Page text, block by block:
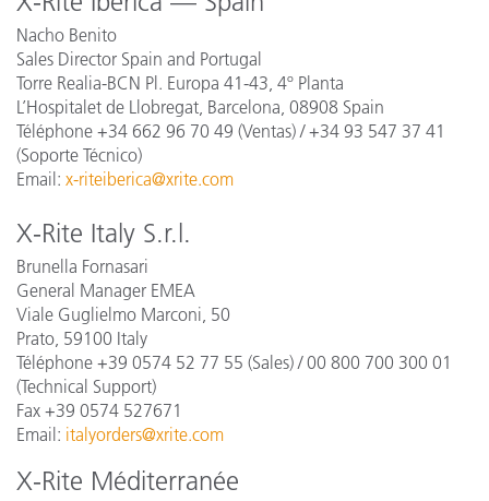
Nacho Benito
Sales Director Spain and Portugal
Torre Realia-BCN Pl. Europa 41-43, 4º Planta
L’Hospitalet de Llobregat, Barcelona, 08908 Spain
Téléphone +34 662 96 70 49 (Ventas) / +34 93 547 37 41
(Soporte Técnico)
Email: x-riteiberica@xrite.com
X-Rite Italy S.r.l.
Brunella Fornasari
General Manager EMEA
Viale Guglielmo Marconi, 50
Prato, 59100 Italy
Téléphone +39 0574 52 77 55 (Sales) / 00 800 700 300 01
(Technical Support)
Fax +39 0574 527671
Email: italyorders@xrite.com
X-Rite Méditerranée